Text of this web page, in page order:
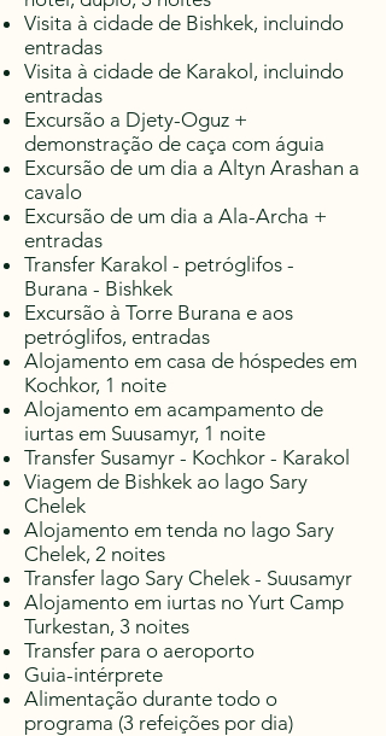
Visita à cidade de Bishkek, incluindo
entradas
Visita à cidade de Karakol, incluindo
entradas
Excursão a Djety-Oguz +
demonstração de caça com águia
Excursão de um dia a Altyn Arashan a
cavalo
Excursão de um dia a Ala-Archa +
entradas
Transfer Karakol - petróglifos -
Burana - Bishkek
Excursão à Torre Burana e aos
petróglifos, entradas
Alojamento em casa de hóspedes em
Kochkor, 1 noite
Alojamento em acampamento de
iurtas em Suusamyr, 1 noite
Transfer Susamyr - Kochkor - Karakol
Viagem de Bishkek ao lago Sary
Chelek
Alojamento em tenda no lago Sary
Chelek, 2 noites
Transfer lago Sary Chelek - Suusamyr
Alojamento em iurtas no Yurt Camp
Turkestan, 3 noites
Transfer para o aeroporto
Guia-intérprete
Alimentação durante todo o
programa (3 refeições por dia)